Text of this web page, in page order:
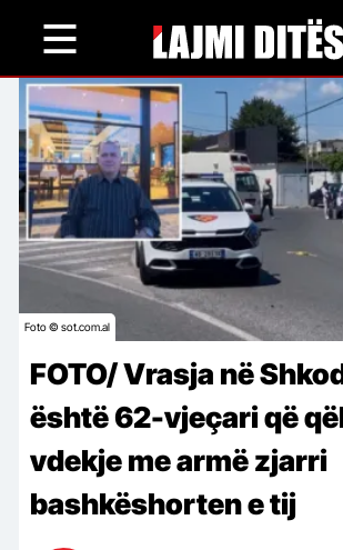
content
Foto © sot.com.al
FOTO/ Vrasja në
është 62-vjeçari që
vdekje me armë zjarri
bashkëshorten e tij